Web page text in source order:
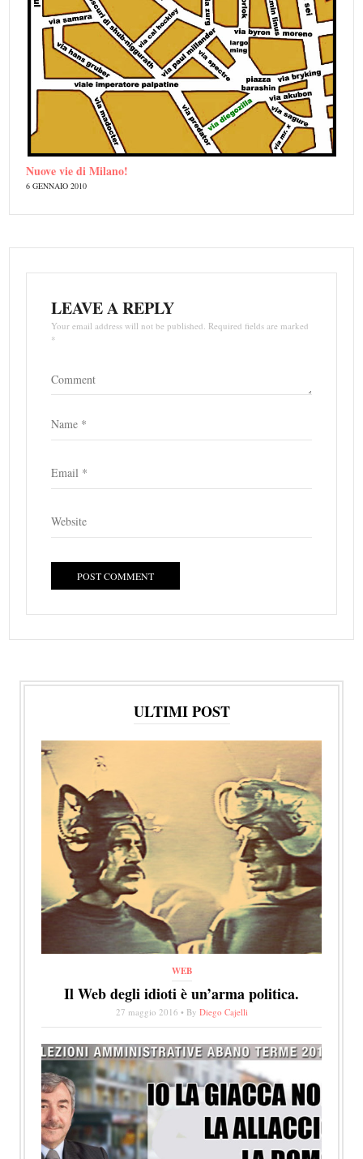
Nuove vie di Milano!
6 GENNAIO 2010
LEAVE A REPLY
Your email address will not be published. Required fields are marked
*
ULTIMI POST
WEB
Il Web degli idioti è un’arma politica.
27 maggio 2016 • By Diego Cajelli